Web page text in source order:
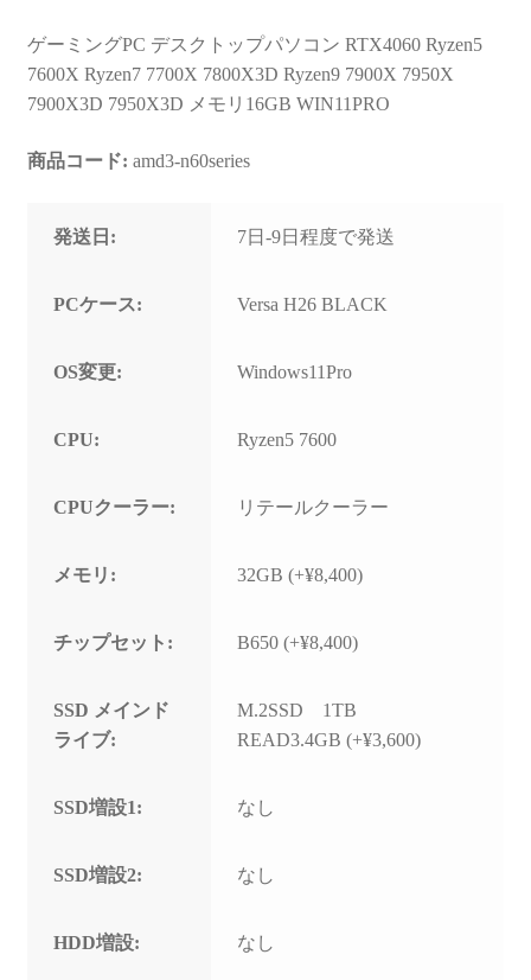
ゲーミングPC デスクトップパソコン RTX4060 Ryzen5
7600X Ryzen7 7700X 7800X3D Ryzen9 7900X 7950X
7900X3D 7950X3D メモリ16GB WIN11PRO
商品コード: amd3-n60series
発送日: 7日-9日程度で発送
PCケース: Versa H26 BLACK
OS変更: Windows11Pro
CPU: Ryzen5 7600
CPUクーラー: リテールクーラー
メモリ: 32GB (+¥8,400)
チップセット: B650 (+¥8,400)
SSD メインド
ライブ:
M.2SSD 1TB
READ3.4GB (+¥3,600)
SSD増設1: なし
SSD増設2: なし
HDD増設: なし